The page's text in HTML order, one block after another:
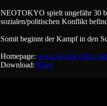
NEOTOKYO spielt ungefähr 30
sozialen/politischen Konflikt
Somit beginnt der Kampf in den
Homepage:
Download: Klick